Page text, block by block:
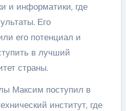
и информатики, где
Его
его потенциал и
в лучший
страны.
Максим поступил в
институт, где